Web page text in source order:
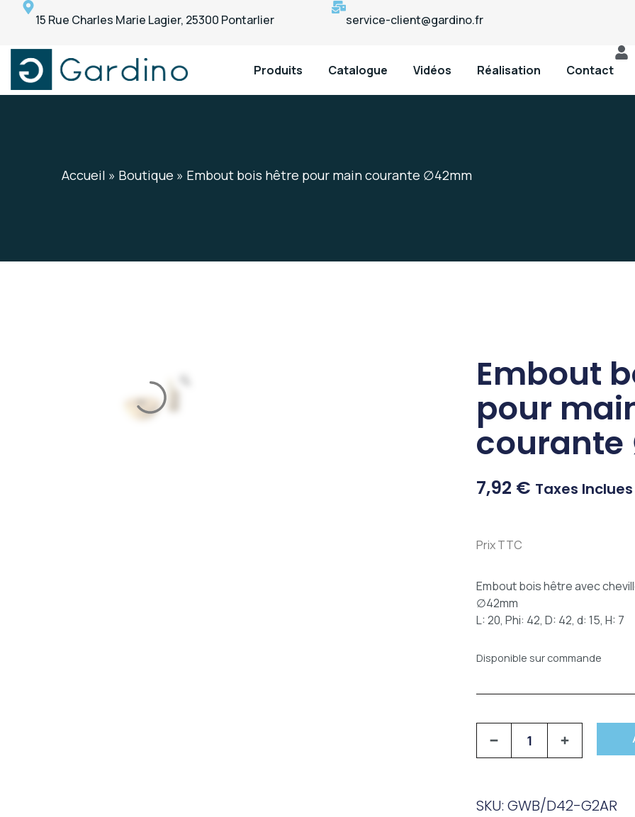
15 Rue Charles Marie Lagier, 25300 Pontarlier service-client@gardino.fr
Produits Catalogue Vidéos Réalisation Contact
Accueil » Boutique » Embout bois hêtre pour main courante ∅42mm
Embout
pour
7,92 € Taxes Inclues
Prix TTC
Embout bois hêtre avec
∅42mm
L: 20, Phi: 42, D: 42, d: 15, H: 7
Disponible sur commande
SKU: GWB/D42-G2AR